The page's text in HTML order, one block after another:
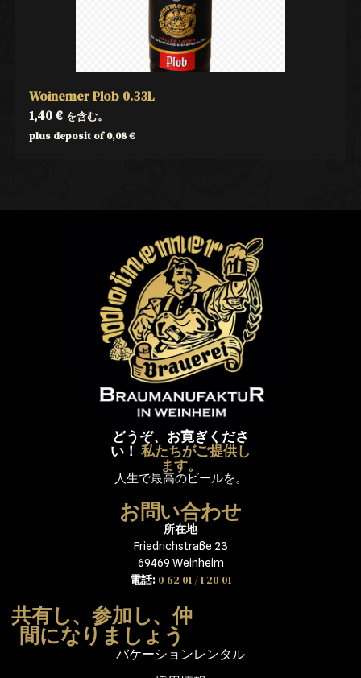
Woinemer Plob 0.33L
1,40€ を含む。
plus deposit of0,08€
どうぞ、お寛ぎくださ
い！ 私たちがご提供し
ます。
人生で最高のビールを。
お問い合わせ
所在地
Friedrichstraße 23
69469 Weinheim
電話: 0 62 01 / 1 20 01
共有し、参加し、仲
間になりましょう
バケーションレンタル